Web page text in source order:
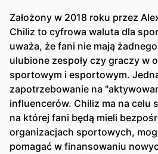
Założony w 2018 roku przez
Chiliz to cyfrowa waluta dla
uważa, że fani nie mają
ulubione zespoły czy graczy w
sportowym i esportowym.
zapotrzebowanie na
influencerów. Chiliz ma na celu
na której fani będą mieli
organizacjach sportowych,
pomagać w finansowaniu